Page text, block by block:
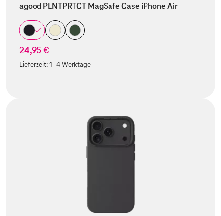
agood PLNTPRTCT MagSafe Case iPhone Air
24,95 €
Lieferzeit:1-4 Werktage